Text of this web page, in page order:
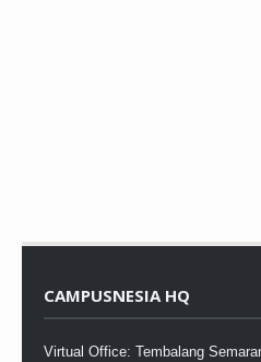
CAMPUSNESIA HQ
Virtual Office: Tembalang